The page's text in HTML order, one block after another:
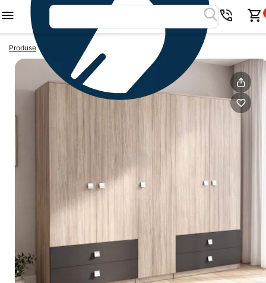
Produse Dressing LINEA 5 Usi, 4 Sertare